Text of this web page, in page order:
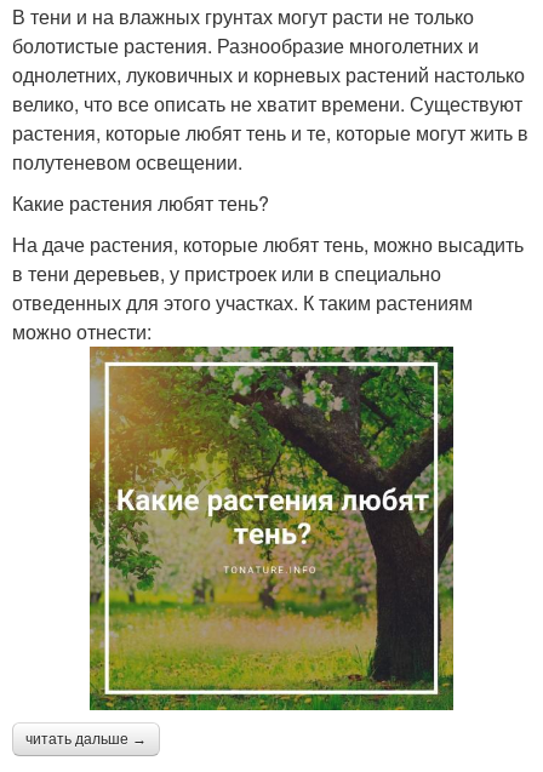
В тени и на влажных грунтах могут расти не только
болотистые растения. Разнообразие многолетних и
однолетних, луковичных и корневых растений настолько
велико, что все описать не хватит времени. Существуют
растения, которые любят тень и те, которые могут жить в
полутеневом освещении.
Какие растения любят тень?
На даче растения, которые любят тень, можно высадить
в тени деревьев, у пристроек или в специально
отведенных для этого участках. К таким растениям
можно отнести:
читать дальше →